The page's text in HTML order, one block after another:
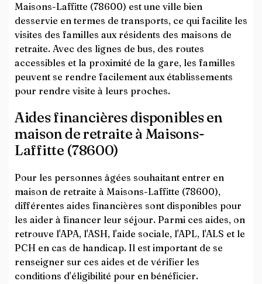
Maisons-Laffitte (78600) est une ville bien
desservie en termes de transports, ce qui facilite les
visites des familles aux résidents des maisons de
retraite. Avec des lignes de bus, des routes
accessibles et la proximité de la gare, les familles
peuvent se rendre facilement aux établissements
pour rendre visite à leurs proches.
Aides financières disponibles en
maison de retraite à Maisons-
Laffitte (78600)
Pour les personnes âgées souhaitant entrer en
maison de retraite à Maisons-Laffitte (78600),
différentes aides financières sont disponibles pour
les aider à financer leur séjour. Parmi ces aides, on
retrouve l'APA, l'ASH, l'aide sociale, l'APL, l'ALS et le
PCH en cas de handicap. Il est important de se
renseigner sur ces aides et de vérifier les
conditions d'éligibilité pour en bénéficier.